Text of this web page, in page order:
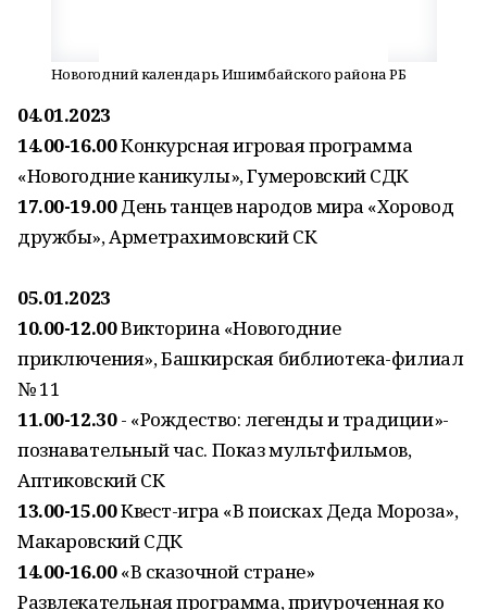
Новогодний календарь Ишимбайского района РБ
04.01.2023
14.00-16.00Конкурсная игровая программа
«Новогодние каникулы», Гумеровский СДК
17.00-19.00День танцев народов мира «Хоровод
дружбы», Арметрахимовский СК
05.01.2023
10.00-12.00Викторина «Новогодние
приключения», Башкирская библиотека-филиал
№ 11
11.00-12.30- «Рождество: легенды и традиции»-
познавательный час. Показ мультфильмов,
Аптиковский СК
13.00-15.00Квест-игра «В поисках Деда Мороза»,
Макаровский СДК
14.00-16.00«В сказочной стране»
Развлекательная программа, приуроченная ко